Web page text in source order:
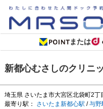
または
新都心むさしのクリニ
埼玉県 さいたま市大宮区北袋町2丁
最寄り駅： さいたま新都心駅 /与野